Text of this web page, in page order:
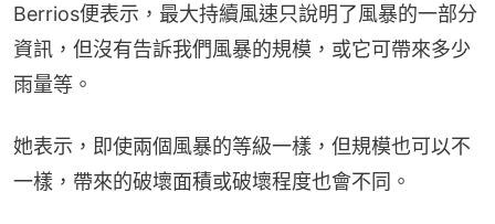
Berrios便表示，最大持續風速只說明了風暴的一部分
資訊，但沒有告訴我們風暴的規模，或它可帶來多少
雨量等。
她表示，即使兩個風暴的等級一樣，但規模也可以不
一樣，帶來的破壞面積或破壞程度也會不同。